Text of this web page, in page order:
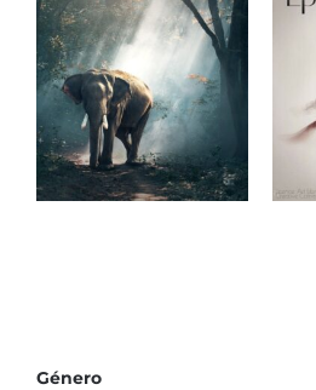
Sakuya2 (Royalty
Free Music)
Género